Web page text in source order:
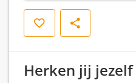
Opslaan Delen
Herken jij